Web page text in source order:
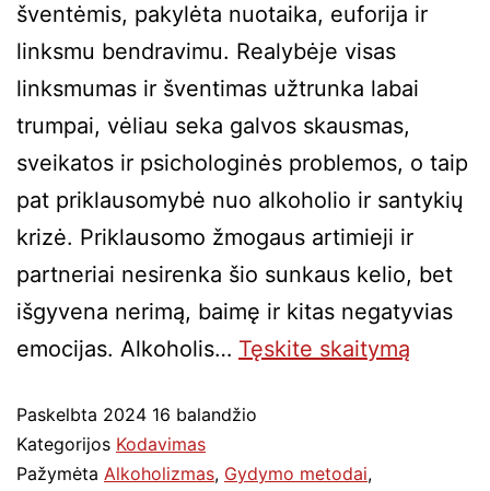
šventėmis, pakylėta nuotaika, euforija ir
linksmu bendravimu. Realybėje visas
linksmumas ir šventimas užtrunka labai
trumpai, vėliau seka galvos skausmas,
sveikatos ir psichologinės problemos, o taip
pat priklausomybė nuo alkoholio ir santykių
krizė. Priklausomo žmogaus artimieji ir
partneriai nesirenka šio sunkaus kelio, bet
išgyvena nerimą, baimę ir kitas negatyvias
emocijas. Alkoholis… Tęskite skaitymą
Paskelbta 2024 16 balandžio
Kategorijos Kodavimas
Pažymėta Alkoholizmas, Gydymo metodai,